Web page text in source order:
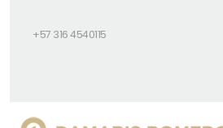
+57 316 4540115